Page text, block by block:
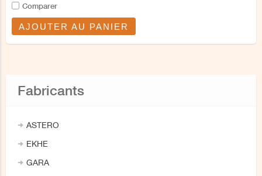
Comparer
AJOUTER AU PANIER
Fabricants
ASTERO
EKHE
GARA